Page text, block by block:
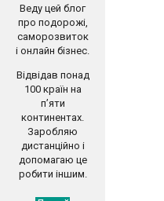
Веду цей блог
про подорожі,
саморозвиток
і онлайн бізнес.
Відвідав понад
100 країн на
п’яти
континентах.
Заробляю
дистанційно і
допомагаю це
робити іншим.